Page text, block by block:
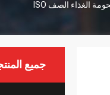
جميع